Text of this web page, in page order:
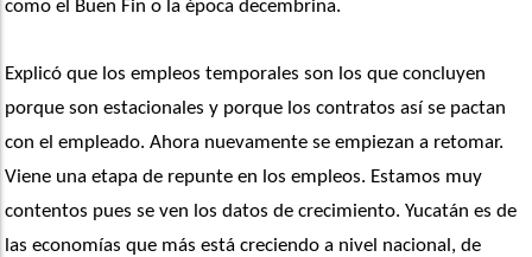
como el Buen Fin o la época decembrina.
Explicó que los empleos temporales son los que concluyen
porque son estacionales y porque los contratos así se pactan
con el empleado. Ahora nuevamente se empiezan a retomar.
Viene una etapa de repunte en los empleos. Estamos muy
contentos pues se ven los datos de crecimiento. Yucatán es de
las economías que más está creciendo a nivel nacional, de